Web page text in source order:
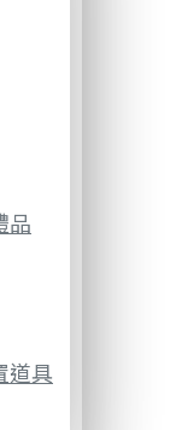
品
道具